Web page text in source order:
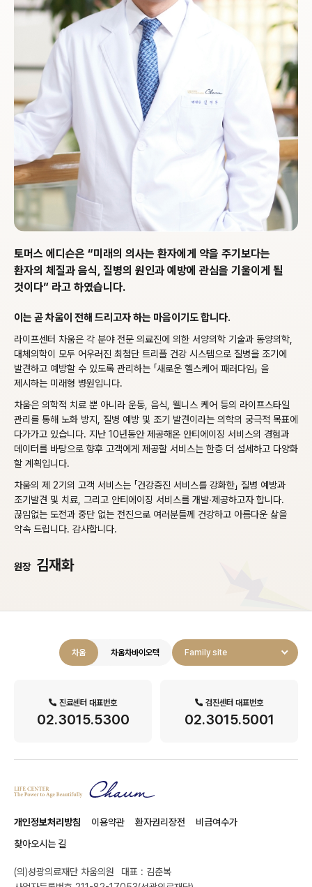
토머스 에디슨은 “미래의 의사는 환자에게 약을 주기보다는
환자의 체질과 음식, 질병의 원인과 예방에 관심을 기울이게 될
것이다” 라고 하였습니다.
이는 곧 차움이 전해 드리고자 하는 마음이기도 합니다.
라이프센터 차움은 각 분야 전문 의료진에 의한 서양의학 기술과 동양의학,
대체의학이 모두 어우러진 최첨단 트리플 건강 시스템으로 질병을 조기에
발견하고 예방할 수 있도록 관리하는 「새로운 헬스케어 패러다임」 을
제시하는 미래형 병원입니다.
차움은 의학적 치료 뿐 아니라 운동, 음식, 웰니스 케어 등의 라이프스타일
관리를 통해 노화 방지, 질병 예방 및 조기 발견이라는 의학의 궁극적 목표에
다가가고 있습니다. 지난 10년동안 제공해온 안티에이징 서비스의 경험과
데이터를 바탕으로 향후 고객에게 제공할 서비스는 한층 더 섬세하고 다양화
할 계획입니다.
차움의 제 2기의 고객 서비스는 「건강증진 서비스를 강화한」 질병 예방과
조기발견 및 치료, 그리고 안티에이징 서비스를 개발∙제공하고자 합니다.
끊임없는 도전과 중단 없는 전진으로 여러분들께 건강하고 아름다운 삶을
약속 드립니다. 감사합니다.
원장 김재화
차움 차움차바이오텍 Family site
진료센터 대표번호
02.3015.5300
검진센터 대표번호
02.3015.5001
개인정보처리방침 이용약관 환자권리장전
비급여수가
찾아오시는 길
(의)성광의료재단 차움의원
대표 : 김춘복